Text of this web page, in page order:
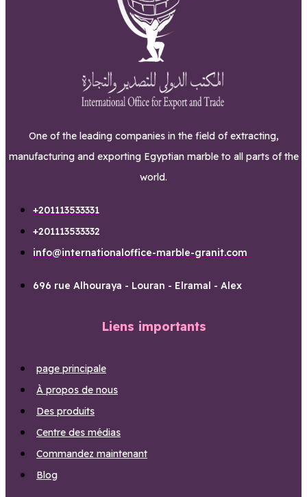
One of the leading companies in the field of extracting,
manufacturing and exporting Egyptian marble to all parts of the
world.
+201113533331
+201113533332
info@internationaloffice-marble-granit.com
696 rue Alhouraya - Louran - Elramal - Alex
Liens importants
page principale
À propos de nous
Des produits
Centre des médias
Commandez maintenant
Blog